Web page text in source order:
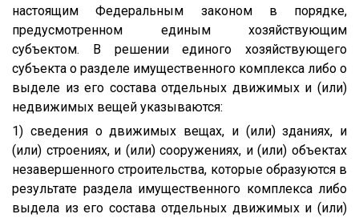
настоящим Федеральным законом в порядке,
предусмотренном единым хозяйствующим
субъектом. В решении единого хозяйствующего
субъекта о разделе имущественного комплекса либо о
выделе из его состава отдельных движимых и (или)
недвижимых вещей указываются:
1) сведения о движимых вещах, и (или) зданиях, и
(или) строениях, и (или) сооружениях, и (или) объектах
незавершенного строительства, которые образуются в
результате раздела имущественного комплекса либо
выдела из его состава отдельных движимых и (или)